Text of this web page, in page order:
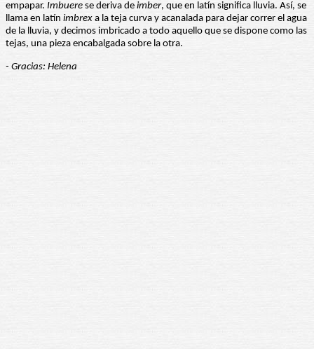
empapar. Imbuere se deriva de imber, que en latín significa lluvia. Así, se
llama en latín imbrex a la teja curva y acanalada para dejar correr el agua
de la lluvia, y decimos imbricado a todo aquello que se dispone como las
tejas, una pieza encabalgada sobre la otra.
- Gracias: Helena